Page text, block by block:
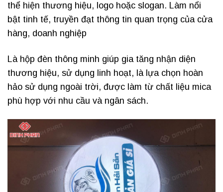
thể hiện thương hiệu, logo hoặc slogan. Làm nổi
bật tinh tế, truyền đạt thông tin quan trọng của cửa
hàng, doanh nghiệp
Là hộp đèn thông minh giúp gia tăng nhận diện
thương hiệu, sử dụng linh hoạt, là lựa chọn hoàn
hảo sử dụng ngoài trời, được làm từ chất liệu mica
phù hợp với nhu cầu và ngân sách.